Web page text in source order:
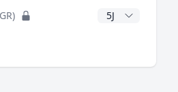
CAGR Jahre